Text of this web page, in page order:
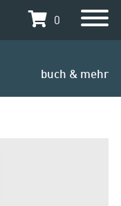
0
buch & mehr